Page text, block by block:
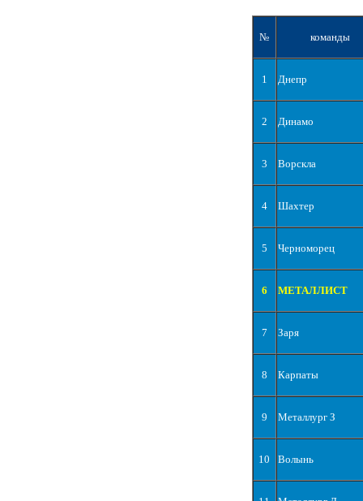
№ команды
1 Днепр
2 Динамо
3 Ворскла
4 Шахтер
5 Черноморец
6 МЕТАЛЛИСТ
7 Заря
8 Карпаты
9 Металлург З
10 Волынь